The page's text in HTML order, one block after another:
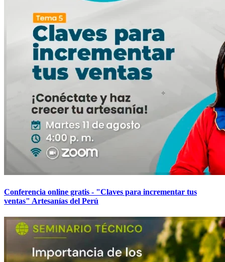
Conferencia online gratis - "Claves para incrementar tus
ventas" Artesanías del Perú